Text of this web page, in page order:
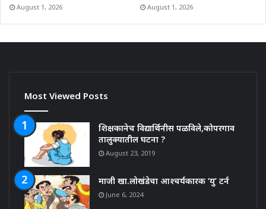
August 1, 2026 August 1, 2026
Most Viewed Posts
शिक्षकानेच विद्यार्थिनीस पळविले,कोपरगाव
तालुक्यातील घटना ?
August 23, 2019
माजी खा.लोखंडेचा आश्चर्यकारक ‘यु’ टर्न
June 6, 2024